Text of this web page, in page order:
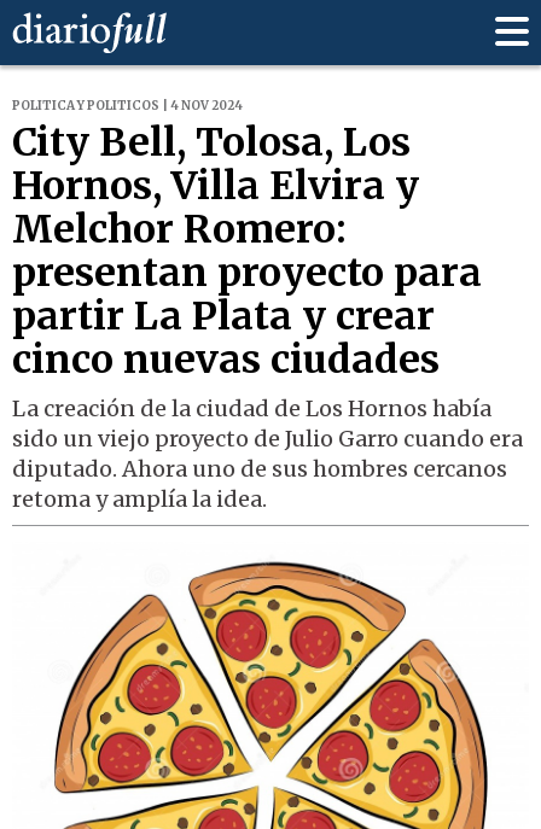
POLITICA Y POLITICOS | 4 NOV 2024
City Bell, Tolosa, Los
Hornos, Villa Elvira y
Melchor Romero:
presentan proyecto para
partir La Plata y crear
cinco nuevas ciudades
La creación de la ciudad de Los Hornos había
sido un viejo proyecto de Julio Garro cuando era
diputado. Ahora uno de sus hombres cercanos
retoma y amplía la idea.